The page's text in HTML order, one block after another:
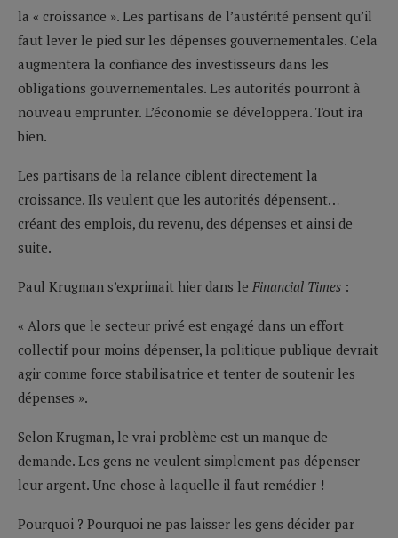
la « croissance ». Les partisans de l’austérité pensent qu’il
faut lever le pied sur les dépenses gouvernementales. Cela
augmentera la confiance des investisseurs dans les
obligations gouvernementales. Les autorités pourront à
nouveau emprunter. L’économie se développera. Tout ira
bien.
Les partisans de la relance ciblent directement la
croissance. Ils veulent que les autorités dépensent…
créant des emplois, du revenu, des dépenses et ainsi de
suite.
Paul Krugman s’exprimait hier dans le Financial Times :
« Alors que le secteur privé est engagé dans un effort
collectif pour moins dépenser, la politique publique devrait
agir comme force stabilisatrice et tenter de soutenir les
dépenses ».
Selon Krugman, le vrai problème est un manque de
demande. Les gens ne veulent simplement pas dépenser
leur argent. Une chose à laquelle il faut remédier !
Pourquoi ? Pourquoi ne pas laisser les gens décider par